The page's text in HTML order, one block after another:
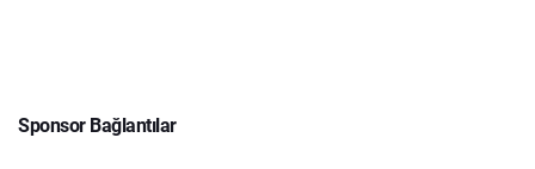
Sponsor Bağlantılar